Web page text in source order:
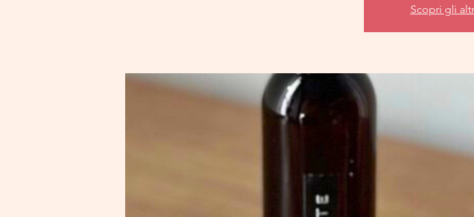
Scopri gli